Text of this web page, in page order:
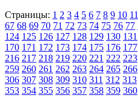
Страницы: 1 2 3 4 5 6 7 8 9 10 11
67 68 69 70 71 72 73 74 75 76 77
124 125 126 127 128 129 130 131
170 171 172 173 174 175 176 177
216 217 218 219 220 221 222 223
259 260 261 262 263 264 265 266
306 307 308 309 310 311 312 313
353 354 355 356 357 358 359 360